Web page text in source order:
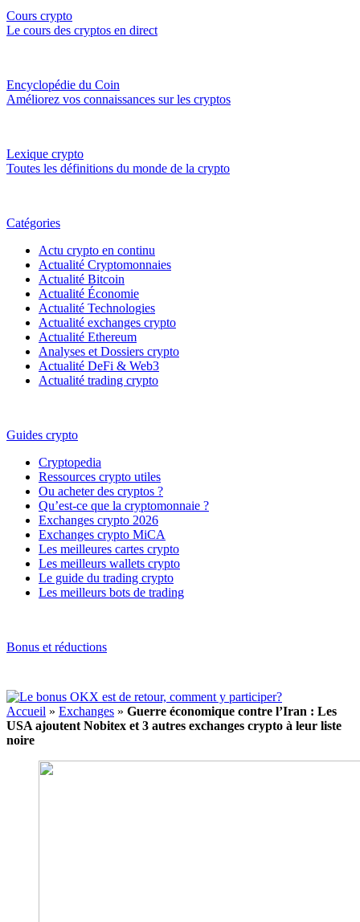
Cours crypto
Le cours des cryptos en direct
Encyclopédie du Coin
Améliorez vos connaissances sur les cryptos
Lexique crypto
Toutes les définitions du monde de la crypto
Catégories
Actu crypto en continu
Actualité Cryptomonnaies
Actualité Bitcoin
Actualité Économie
Actualité Technologies
Actualité exchanges crypto
Actualité Ethereum
Analyses et Dossiers crypto
Actualité DeFi & Web3
Actualité trading crypto
Guides crypto
Cryptopedia
Ressources crypto utiles
Ou acheter des cryptos ?
Qu’est-ce que la cryptomonnaie ?
Exchanges crypto 2026
Exchanges crypto MiCA
Les meilleures cartes crypto
Les meilleurs wallets crypto
Le guide du trading crypto
Les meilleurs bots de trading
Bonus et réductions
Accueil » Exchanges » Guerre économique contre l’Iran : Les
USA ajoutent Nobitex et 3 autres exchanges crypto à leur liste
noire